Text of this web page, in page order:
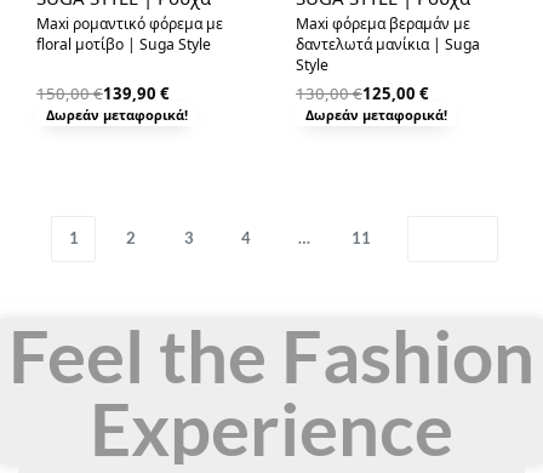
Maxi ρομαντικό φόρεμα με
floral μοτίβο | Suga Style
150,00€139,90 €
Δωρεάν μεταφορικά!
Maxi φόρεμα βεραμάν με
δαντελωτά μανίκια | Suga
Style
130,00€125,00 €
Δωρεάν μεταφορικά!
1 2 3 4 … 11
Feel the Fashion
Experience